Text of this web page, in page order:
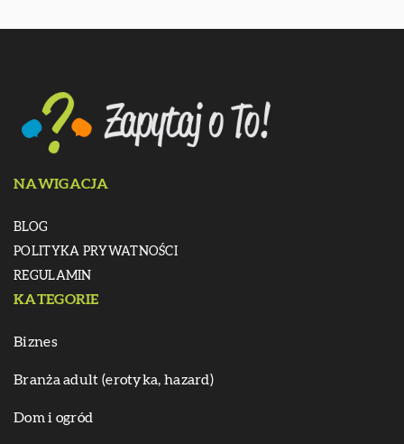
NAWIGACJA
BLOG
POLITYKA PRYWATNOŚCI
REGULAMIN
KATEGORIE
Biznes
Branża adult (erotyka, hazard)
Dom i ogród